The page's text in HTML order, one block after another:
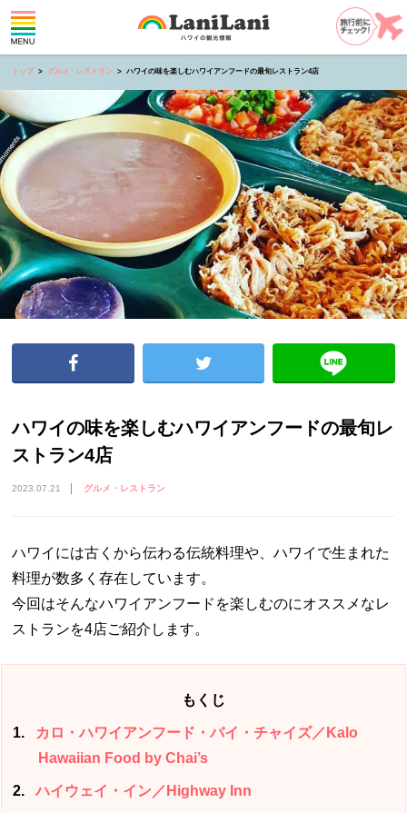
トップ グルメ・レストラン ハワイの味を楽しむハワイアンフードの最旬レストラン4店
ハワイの味を楽しむハワイアンフードの最旬レ
ストラン4店
2023.07.21 グルメ・レストラン
ハワイには古くから伝わる伝統料理や、ハワイで生まれた
料理が数多く存在しています。
今回はそんなハワイアンフードを楽しむのにオススメなレ
ストランを4店ご紹介します。
もくじ
1
カロ・ハワイアンフード・バイ・チャイズ／Kalo
Hawaiian Food by Chai’s
2 ハイウェイ・イン／Highway Inn